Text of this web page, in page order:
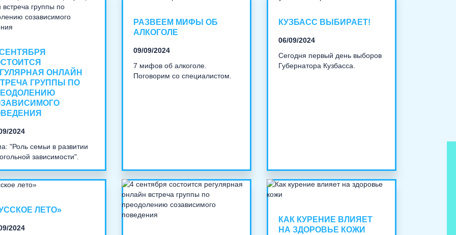
СЕНТЯБРЯ
ОНЛАЙН
ГРУППЫ ПО
2024
"Роль семьи в развитии
зависимости".
РАЗВЕЕМ МИФЫ ОБ
АЛКОГОЛЕ
09/09/2024
7 мифов об алкоголе.
Поговорим со специалистом.
КУЗБАСС ВЫБИРАЕТ!
06/09/2024
Сегодня первый день выборов
Губернатора Кузбасса.
ЛЕТО»
2024
КАК КУРЕНИЕ ВЛИЯЕТ
НА ЗДОРОВЬЕ КОЖИ